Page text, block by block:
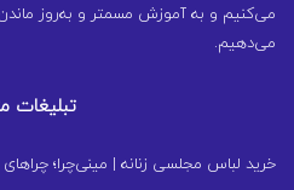
می‌کنیم و به آموزش مسمتر و به‌روز
می‌دهیم.
تبلیغات
خرید لباس مجلسی زنانه | مینی‌چرا؛ چراهای